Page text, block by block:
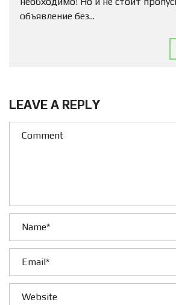
объявление без...
LEAVE A REPLY